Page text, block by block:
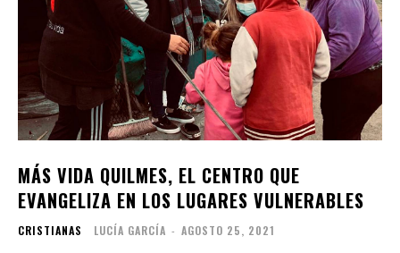
MÁS VIDA QUILMES, EL CENTRO QUE
EVANGELIZA EN LOS LUGARES VULNERABLES
CRISTIANAS LUCÍA GARCÍA - AGOSTO 25, 2021